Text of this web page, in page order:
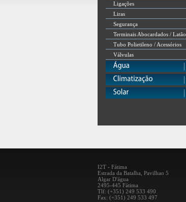
Ligações
Liras
Segurança
Terminais Abocardados / Latão
Tubo Polietileno / Acessórios
Válvulas
I2T - Fátima
Estrada da Batalha, Pavilhao 5
Algar D'água
2495-445 Fátima
Tlf: (+351) 249 533 490
Fax: (+351) 249 533 497